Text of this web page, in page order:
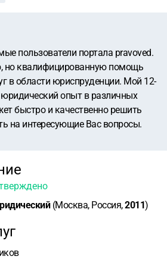
пользователи портала pravoved.
но квалифицированную помощь
в области юриспруденции. Мой 12-
опыт в различных
быстро и качественно решить
на интересующие Вас вопросы.
(Москва, Россия,2011)